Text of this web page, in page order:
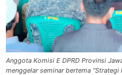
Anggota Komisi E DPRD Provinsi
menggelar seminar bertema “Strategi